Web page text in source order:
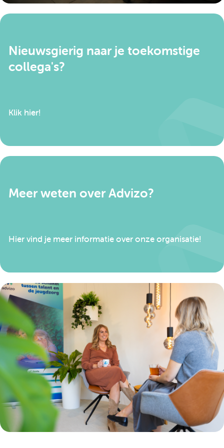
Nieuwsgierig naar je toekomstige
collega's?
Klik hier!
Meer weten over Advizo?
Hier vind je meer informatie over onze organisatie!